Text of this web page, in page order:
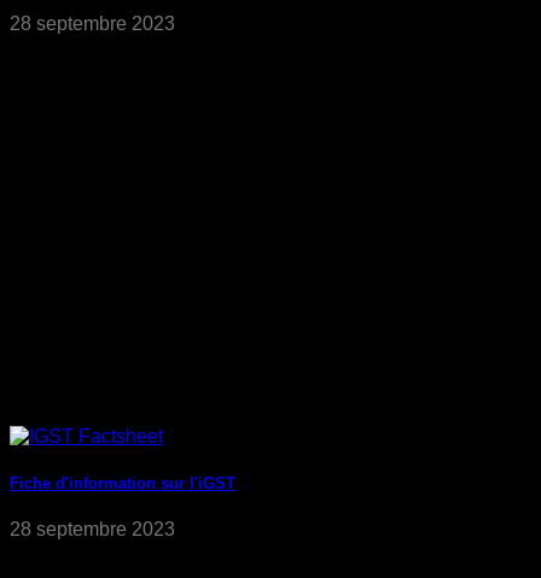
28 septembre 2023
Fiche d'information sur l'iGST
28 septembre 2023